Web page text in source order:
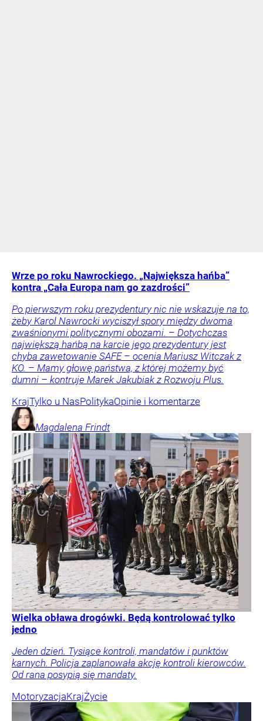
Wrze po roku Nawrockiego. „Największa hańba”
kontra „Cała Europa nam go zazdrości”
Po pierwszym roku prezydentury nic nie wskazuje na to,
żeby Karol Nawrocki wyciszył spory między dwoma
zwaśnionymi politycznymi obozami. – Dotychczas
największą hańbą na karcie jego prezydentury jest
chyba zawetowanie SAFE – ocenia Mariusz Witczak z
KO. – Mamy głowę państwa, z której możemy być
dumni – kontruje Marek Jakubiak z Rozwoju Plus.
KrajTylko u NasPolitykaOpinie i komentarze
Magdalena Frindt
Wielka obława drogówki. Będą kontrolować tylko
jedno
Jeden dzień. Tysiące kontroli, mandatów i punktów
karnych. Policja zaplanowała akcję kontroli kierowców.
Od rana posypią się mandaty.
MotoryzacjaKrajŻycie